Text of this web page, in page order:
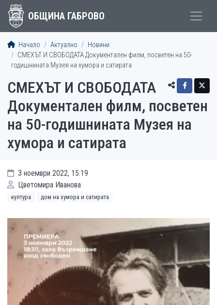
ОБЩИНА ГАБРОВО
Начало Актуално
Новини
СМЕХЪТ И СВОБОДАТА Документален филм, посветен на 50-
годишнината Музея на хумора и сатирата
СМЕХЪТ И СВОБОДАТА
Документален филм, посветен
на 50-годишнината Музея на
хумора и сатирата
3 ноември 2022, 15:19
Цветомира Иванова
култура дом на хумора и сатирата